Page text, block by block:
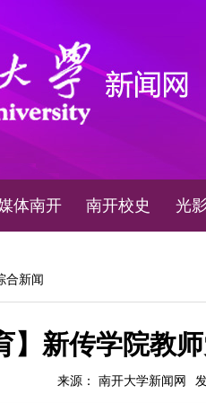
体南开 南开校史 光
合新闻
】新传学院教
来源： 南开大学新闻网